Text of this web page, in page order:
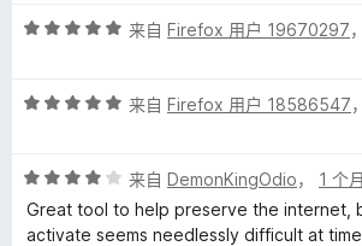
价
评
/
来自 Firefox 用户 19670297，
评
/
5
来自 Firefox 用户 18586547，
评
分
4
来自 DemonKingOdio， 1 个
Great tool to help preserve the internet,
activate seems needlessly difficult at